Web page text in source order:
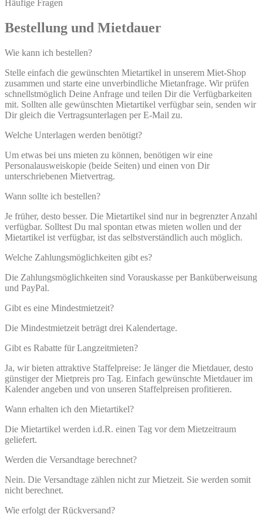
Häufige Fragen
Bestellung und Mietdauer
Wie kann ich bestellen?
Stelle einfach die gewünschten Mietartikel in unserem Miet-Shop
zusammen und starte eine unverbindliche Mietanfrage. Wir prüfen
schnellstmöglich Deine Anfrage und teilen Dir die Verfügbarkeiten
mit. Sollten alle gewünschten Mietartikel verfügbar sein, senden wir
Dir gleich die Vertragsunterlagen per E-Mail zu.
Welche Unterlagen werden benötigt?
Um etwas bei uns mieten zu können, benötigen wir eine
Personalausweiskopie (beide Seiten) und einen von Dir
unterschriebenen Mietvertrag.
Wann sollte ich bestellen?
Je früher, desto besser. Die Mietartikel sind nur in begrenzter Anzahl
verfügbar. Solltest Du mal spontan etwas mieten wollen und der
Mietartikel ist verfügbar, ist das selbstverständlich auch möglich.
Welche Zahlungsmöglichkeiten gibt es?
Die Zahlungsmöglichkeiten sind Vorauskasse per Banküberweisung
und PayPal.
Gibt es eine Mindestmietzeit?
Die Mindestmietzeit beträgt drei Kalendertage.
Gibt es Rabatte für Langzeitmieten?
Ja, wir bieten attraktive Staffelpreise: Je länger die Mietdauer, desto
günstiger der Mietpreis pro Tag. Einfach gewünschte Mietdauer im
Kalender angeben und von unseren Staffelpreisen profitieren.
Wann erhalten ich den Mietartikel?
Die Mietartikel werden i.d.R. einen Tag vor dem Mietzeitraum
geliefert.
Werden die Versandtage berechnet?
Nein. Die Versandtage zählen nicht zur Mietzeit. Sie werden somit
nicht berechnet.
Wie erfolgt der Rückversand?